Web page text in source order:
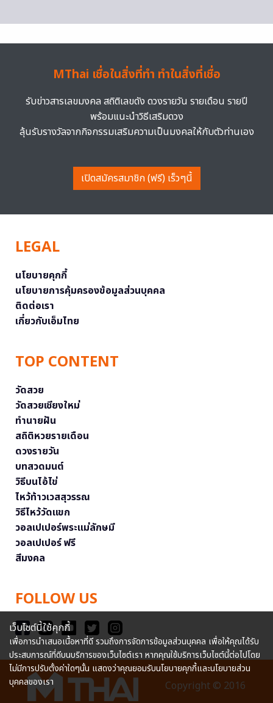
MThai เชื่อในสิ่งที่ทำ ทำในสิ่งที่เชื่อ
รับข่าวสารเลขมงคล สถิติเลขดัง ดวงรายวัน รายเดือน รายปี
พร้อมแนะนำวิธีเสริมดวง
ลุ้นรับรางวัลจากกิจกรรมเสริมความเป็นมงคลให้กับตัวท่านเอง
เปิดสมัครสมาชิก (ฟรี) เร็วๆนี้
LEGAL
นโยบายคุกกี้
นโยบายการคุ้มครองข้อมูลส่วนบุคคล
ติดต่อเรา
เกี่ยวกับเอ็มไทย
TOP CONTENT
วัดสวย
วัดสวยเชียงใหม่
ทำนายฝัน
สถิติหวยรายเดือน
ดวงรายวัน
บทสวดมนต์
วิธีบนไอ้ไข่
ไหว้ท้าวเวสสุวรรณ
วิธีไหว้วัดแขก
วอลเปเปอร์พระแม่ลักษมี
วอลเปเปอร์ ฟรี
สีมงคล
FOLLOW US
Copyright © 2016
เว็บไซต์นี้ใช้คุกกี้
เพื่อการนำเสนอเนื้อหาที่ดี รวมถึงการจัดการข้อมูลส่วนบุคคล เพื่อให้คุณได้รับ
ประสบการณ์ที่ดีบนบริการของเว็บไซต์เรา หากคุณใช้บริการเว็บไซต์นี้ต่อไปโดย
ไม่มีการปรับตั้งค่าใดๆนั้น แสดงว่าคุณยอมรับนโยบายคุกกี้และนโยบายส่วน
บุคคลของเรา